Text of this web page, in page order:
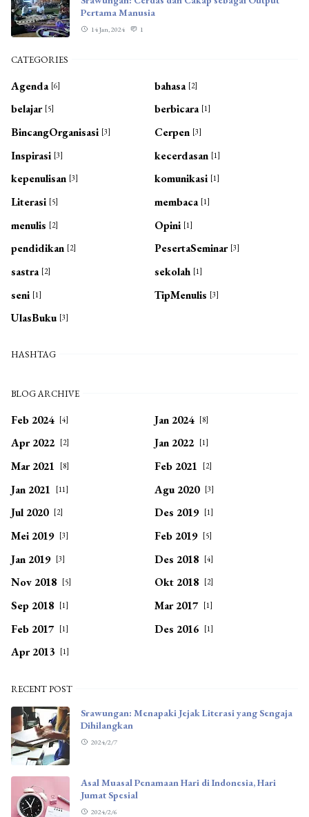
Pertama Manusia
14 Jan, 2024 1
CATEGORIES
Agenda [6] bahasa [2]
belajar [5] berbicara [1]
BincangOrganisasi [3] Cerpen [3]
Inspirasi [3] kecerdasan [1]
kepenulisan [3] komunikasi [1]
Literasi [5] membaca [1]
menulis [2] Opini [1]
pendidikan [2] PesertaSeminar [3]
sastra [2] sekolah [1]
seni [1] TipMenulis [3]
UlasBuku [3]
HASHTAG
BLOG ARCHIVE
Feb 2024 [4] Jan 2024 [8]
Apr 2022 [2] Jan 2022 [1]
Mar 2021 [8] Feb 2021 [2]
Jan 2021 [11] Agu 2020 [3]
Jul 2020 [2] Des 2019 [1]
Mei 2019 [3] Feb 2019 [5]
Jan 2019 [3] Des 2018 [4]
Nov 2018 [5] Okt 2018 [2]
Sep 2018 [1] Mar 2017 [1]
Feb 2017 [1] Des 2016 [1]
Apr 2013 [1]
RECENT POST
Srawungan: Menapaki Jejak Literasi yang Sengaja
Dihilangkan
2024/2/7
Asal Muasal Penamaan Hari di Indonesia, Hari
Jumat Spesial
2024/2/6